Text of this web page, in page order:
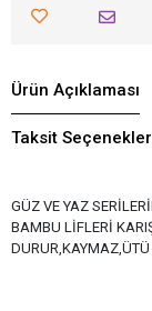
Ürün Açıklaması
Taksit
GÜZ VE YAZ
BAMBU LİFLERİ
DURUR,KAYMAZ,ÜTÜ